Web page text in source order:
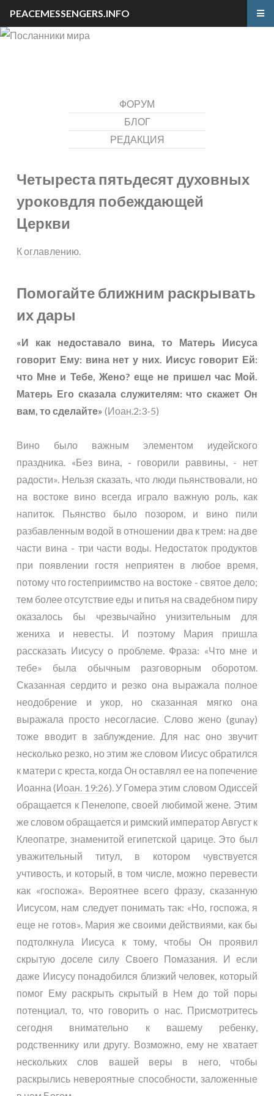
ФОРУМ
БЛОГ
РЕДАКЦИЯ
Четыреста пятьдесят духовных
уроковдля побеждающей
Церкви
К оглавлению.
Помогайте ближним раскрывать
их дары
«И как недоставало вина, то Матерь Иисуса
говорит Ему: вина нет у них. Иисус говорит Ей:
что Мне и Тебе, Жено? еще не пришел час Мой.
Матерь Его сказала служителям: что скажет Он
вам, то сделайте» (Иоан.2:3-5)
Вино было важным элементом иудейского
праздника. «Без вина, - говорили раввины, - нет
радости». Нельзя сказать, что люди пьянствовали, но
на востоке вино всегда играло важную роль, как
напиток. Пьянство было позором, и вино пили
разбавленным водой в отношении два к трем: на две
части вина - три части воды. Недостаток продуктов
при появлении гостя неприятен в любое время,
потому что гостеприимство на востоке - святое дело;
тем более отсутствие еды и питья на свадебном пиру
оказалось бы чрезвычайно унизительным для
жениха и невесты. И поэтому Мария пришла
рассказать Иисусу о проблеме. Фраза: «Что мне и
тебе» была обычным разговорным оборотом.
Сказанная сердито и резко она выражала полное
неодобрение и укор, но сказанная мягко она
выражала просто несогласие. Слово жено (gunay)
тоже вводит в заблуждение. Для нас оно звучит
несколько резко, но этим же словом Иисус обратился
к матери с креста, когда Он оставлял ее на попечение
Иоанна (Иоан. 19:26). У Гомера этим словом Одиссей
обращается к Пенелопе, своей любимой жене. Этим
же словом обращается и римский император Август к
Клеопатре, знаменитой египетской царице. Это был
уважительный титул, в котором чувствуется
учтивость, и который, в том числе, можно перевести
как «госпожа». Вероятнее всего фразу, сказанную
Иисусом, нам следует понимать так: «Но, госпожа, я
еще не готов». Мария же своими действиями, как бы
подтолкнула Иисуса к тому, чтобы Он проявил
скрытую доселе силу Своего Помазания. И если
даже Иисусу понадобился близкий человек, который
помог Ему раскрыть скрытый в Нем до той поры
потенциал, то, что говорить о нас. Присмотритесь
сегодня внимательно к вашему ребенку,
родственнику или другу. Возможно, ему не хватает
нескольких слов вашей веры в него, чтобы
раскрылись невероятные способности, заложенные
PEACEMESSENGERS.INFO